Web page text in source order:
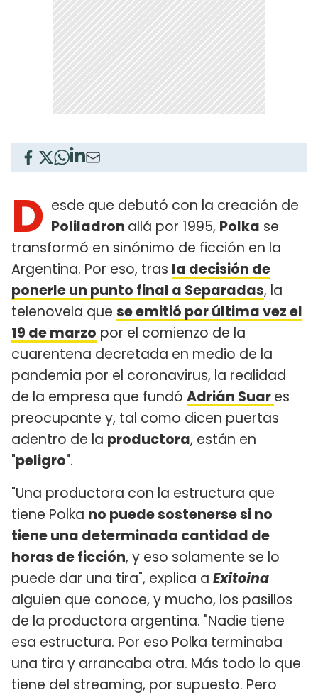
D esde que debutó con la creación de
Poliladron allá por 1995, Polka se
transformó en sinónimo de ficción en la
Argentina. Por eso, tras la decisión de
ponerle un punto final a Separadas, la
telenovela que se emitió por última vez el
19 de marzo por el comienzo de la
cuarentena decretada en medio de la
pandemia por el coronavirus, la realidad
de la empresa que fundó Adrián Suares
preocupante y, tal como dicen puertas
adentro de la productora, están en
"peligro".
"Una productora con la estructura que
tiene Polka no puede sostenerse si no
tiene una determinada cantidad de
horas de ficción, y eso solamente se lo
puede dar una tira", explica a Exitoína
alguien que conoce, y mucho, los pasillos
de la productora argentina. "Nadie tiene
esa estructura. Por eso Polka terminaba
una tira y arrancaba otra. Más todo lo que
tiene del streaming, por supuesto. Pero